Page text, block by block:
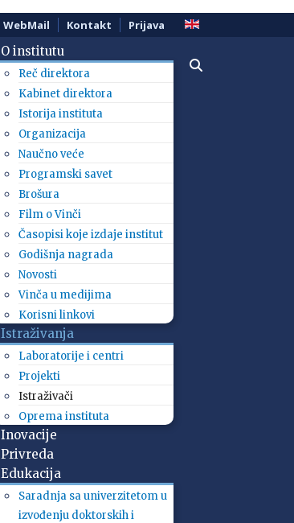
WebMail Kontakt Prijava
O institutu
Reč direktora
Kabinet direktora
Istorija instituta
Organizacija
Naučno veće
Programski savet
Brošura
Film o Vinči
Časopisi koje izdaje institut
Godišnja nagrada
Novosti
Vinča u medijima
Korisni linkovi
Istraživanja
Laboratorije i centri
Projekti
Istraživači
Oprema instituta
Inovacije
Privreda
Edukacija
Saradnja sa univerzitetom u
izvođenju doktorskih i